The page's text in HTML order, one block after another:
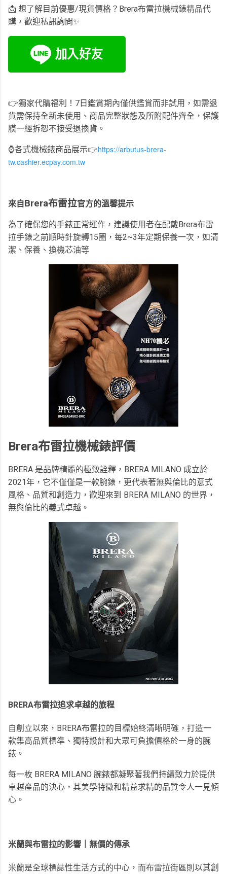
📩 想了解目前優惠/現貨價格？Brera布雷拉機械錶精品代
購，歡迎私訊詢問✨
👉獨家代購福利！7日鑑賞期內僅供鑑賞而非試用，如需退
貨需保持全新未使用、商品完整狀態及所附配件齊全，保護
膜一經拆恕不接受退換貨。
⌚️各式機械錶商品展示👉https://arbutus-brera-
tw.cashier.ecpay.com.tw
來自Brera布雷拉官方的溫馨提示
為了確保您的手錶正常運作，建議使用者在配戴Brera布雷
拉手錶之前順時針旋轉15圈， 每2~3年定期保養一次，如清
潔、保養、換機芯油等
Brera布雷拉機械錶評價
BRERA 是品牌精髓的極致詮釋，BRERA MILANO 成立於
2021年，它不僅僅是一款腕錶，更代表著無與倫比的意式
風格、品質和創造力，歡迎來到 BRERA MILANO 的世界，
無與倫比的義式卓越。
BRERA布雷拉追求卓越的旅程
自創立以來，BRERA布雷拉的目標始終清晰明確，打造一
款集高品質標準、獨特設計和大眾可負擔價格於一身的腕
錶。
每一枚 BRERA MILANO 腕錶都凝聚著我們持續致力於提供
卓越產品的決心，其美學特徵和精益求精的品質令人一見傾
心。
米蘭與布雷拉的影響｜無價的傳承
米蘭是全球標誌性生活方式的中心，而布雷拉街區則以其創